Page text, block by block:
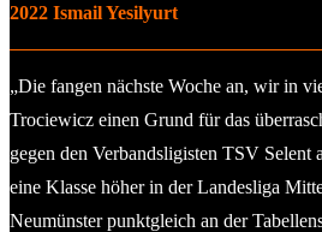
2022 Ismail Yesilyurt
„Die fangen nächste Woche an, wir in
Trociewicz einen Grund für das
gegen den Verbandsligisten TSV
eine Klasse höher in der Landesliga
Neumünster punktgleich an der